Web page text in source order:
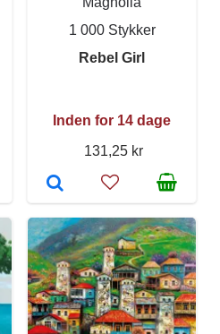
1 000 Stykker
Rebel Girl
Inden for 14 dage
131,25 kr